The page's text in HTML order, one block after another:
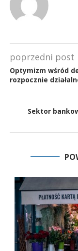
poprzedni post
Optymizm wśród
rozpocznie
Sektor